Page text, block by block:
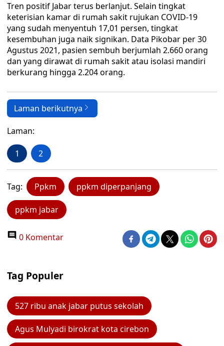
Tren positif Jabar terus berlanjut. Selain tingkat
keterisian kamar di rumah sakit rujukan COVID-19
yang sudah menyentuh 17,01 persen, tingkat
kesembuhan juga naik signikan. Data Pikobar per 30
Agustus 2021, pasien sembuh berjumlah 2.660 orang
dan yang dirawat di rumah sakit atau isolasi mandiri
berkurang hingga 2.204 orang.
Laman berikutnya
Laman:
1 2
Tag: Ppkm ppkm diperpanjang
ppkm jabar
0 Komentar
Tag Populer
527 ribu anak jabar putus sekolah
Agus Mulyadi birokrat kota cirebon